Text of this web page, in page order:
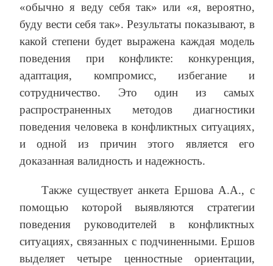
«обычно я веду себя так» или «я, вероятно,
буду вести себя так». Результаты показывают, в
какой степени будет выражена каждая модель
поведения при конфликте: конкуренция,
адаптация, компромисс, избегание и
сотрудничество. Это один из самых
распространенных методов диагностики
поведения человека в конфликтных ситуациях,
и одной из причин этого является его
доказанная валидность и надежность.
Также существует анкета Ершова А.А., с
помощью которой выявляются стратегии
поведения руководителей в конфликтных
ситуациях, связанных с подчиненными. Ершов
выделяет четыре ценностные ориентации,